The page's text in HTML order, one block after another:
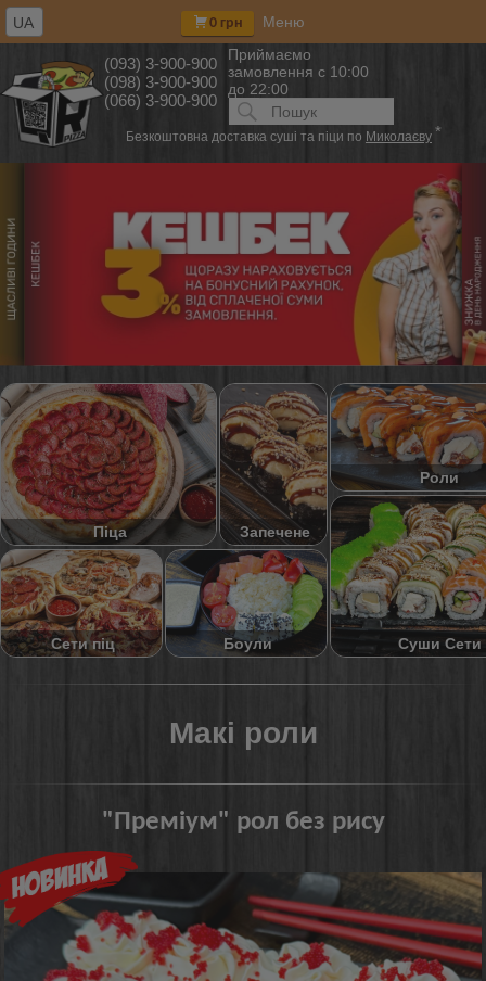
(093) 3-900-900
(098) 3-900-900
(066) 3-900-900
Приймаємо
замовлення с 10:00
до 22:00
Искать:ПОИСК
0 грн Меню
Безкоштовна доставка суші та піци по Миколаєву *
UA
Піца Запечене
Роли
Сети піц Боули Суши Сети
Макі роли
"Преміум" рол без рису